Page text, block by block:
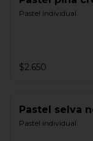
Pastel individual
$2.650
Pastel selva
Pastel individual